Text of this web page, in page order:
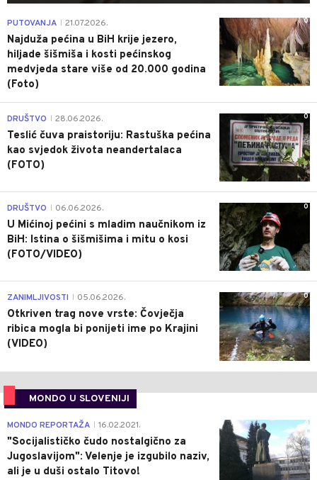
0
PUTOVANJA 21.07.2026.
Najduža pećina u BiH krije jezero,
hiljade šišmiša i kosti pećinskog
medvjeda stare više od 20.000 godina
(Foto)
0
DRUŠTVO 28.06.2026.
Teslić čuva praistoriju: Rastuška pećina
kao svjedok života neandertalaca
(FOTO)
0
DRUŠTVO 06.06.2026.
U Mićinoj pećini s mladim naučnikom iz
BiH: Istina o šišmišima i mitu o kosi
(FOTO/VIDEO)
0
ZANIMLJIVOSTI 05.06.2026.
Otkriven trag nove vrste: Čovječja
ribica mogla bi ponijeti ime po Krajini
(VIDEO)
MONDO U SLOVENIJI
4
MONDO REPORTAŽA 16.02.2021.
"Socijalističko čudo nostalgično za
Jugoslavijom": Velenje je izgubilo naziv,
ali je u duši ostalo Titovo!